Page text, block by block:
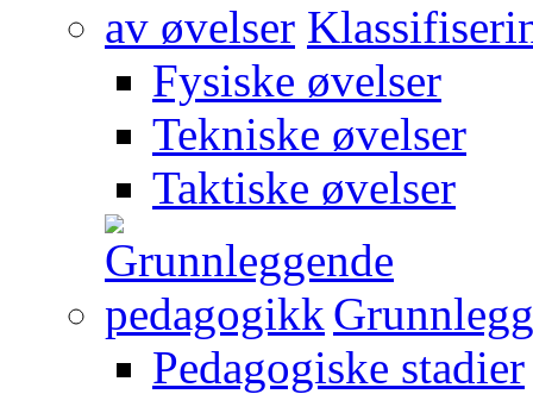
Fysiske øvelser
Tekniske øvelser
Taktiske øvelser
Pedagogiske stadier